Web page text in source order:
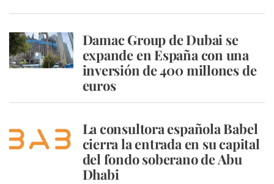
Damac Group de Dubai se
expande en España con una
inversión de 400 millones de
euros
La consultora española Babel
cierra la entrada en su capital
del fondo soberano de Abu
Dhabi